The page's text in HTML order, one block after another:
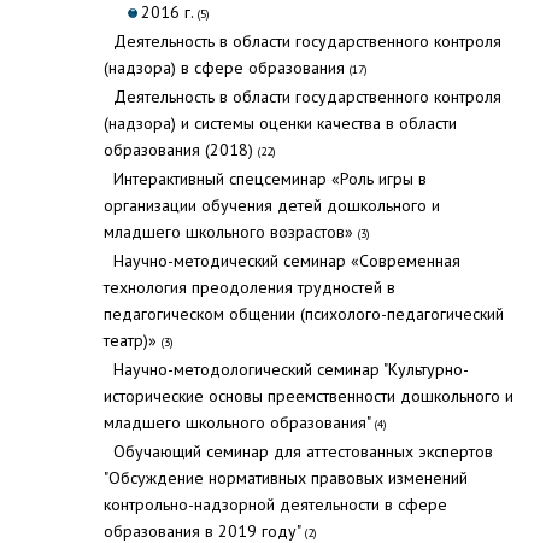
2016 г. (5)
Деятельность в области государственного контроля
(надзора) в сфере образования (17)
Деятельность в области государственного контроля
(надзора) и системы оценки качества в области
образования (2018) (22)
Интерактивный спецсеминар «Роль игры в
организации обучения детей дошкольного и
младшего школьного возрастов» (3)
Научно-методический семинар «Современная
технология преодоления трудностей в
педагогическом общении (психолого-педагогический
театр)» (3)
Научно-методологический семинар "Культурно-
исторические основы преемственности дошкольного и
младшего школьного образования" (4)
Обучающий семинар для аттестованных экспертов
"Обсуждение нормативных правовых изменений
контрольно-надзорной деятельности в сфере
образования в 2019 году" (2)